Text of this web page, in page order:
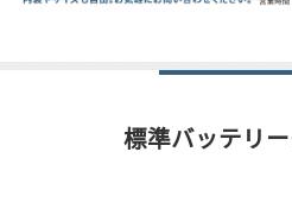
標準バッテリ